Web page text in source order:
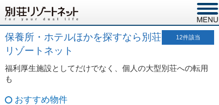
保養所・ホテルほかを探すなら別荘
リゾートネット
12件該当
福利厚生施設としてだけでなく、個人の大型別荘への転用
も
おすすめ物件